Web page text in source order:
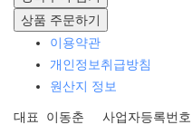
상품 주문하기
이용약관
개인정보취급방침
원산지 정보
대표 이동춘 사업자등록번